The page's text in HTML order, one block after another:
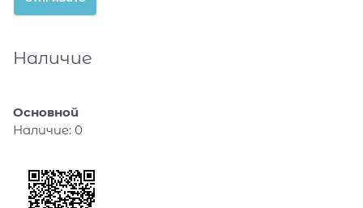
Наличие
Основной
Наличие: 0